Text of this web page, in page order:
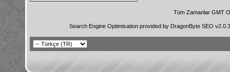
Tüm Zamanlar GMT
Search Engine Optimisation provided by DragonByte SEO